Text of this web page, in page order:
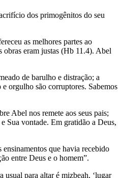
dos primogênitos do seu
as melhores partes ao
obras eram justas (Hb 11.4). Abel
de barulho e distração; a
orgulho são corruptores. Sabemos
Abel nos remete aos seus pais;
Sua vontade. Em gratidão a Deus,
que havia recebido
entre Deus e o homem”.
usual para altar é mizbeah, ‘lugar